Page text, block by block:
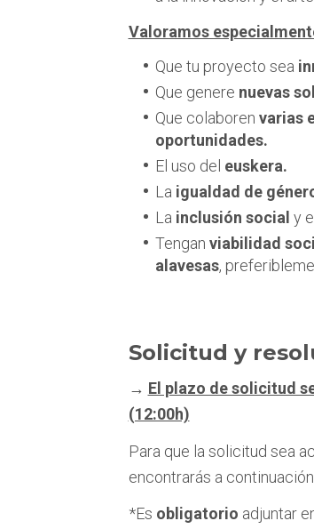
Valoramos
Que tu proyecto sea
Que genere nuevas
Que colaboren varias
oportunidades.
El uso del euskera.
La igualdad de
La inclusión social y el
Tengan viabilidad
alavesas,
Solicitud y
→ El plazo de solicitud
(12:00h)
Para que la solicitud sea
encontrarás a
*Es obligatorio adjuntar